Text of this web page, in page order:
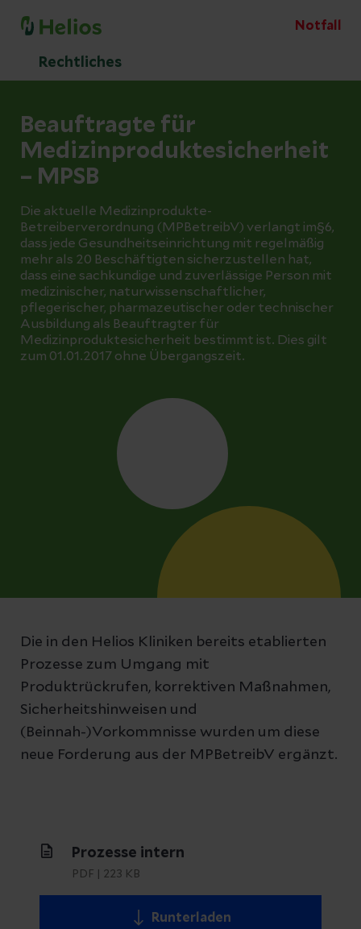
Notfall
Rechtliches
Beauftragte für
Medizinproduktesicherheit
– MPSB
Die aktuelle Medizinprodukte-
Betreiberverordnung (MPBetreibV) verlangt im§6,
dass jede Gesundheitseinrichtung mit regelmäßig
mehr als 20 Beschäftigten sicherzustellen hat,
dass eine sachkundige und zuverlässige Person mit
medizinischer, naturwissenschaftlicher,
pflegerischer, pharmazeutischer oder technischer
Ausbildung als Beauftragter für
Medizinproduktesicherheit bestimmt ist. Dies gilt
zum 01.01.2017 ohne Übergangszeit.
Die in den Helios Kliniken bereits etablierten
Prozesse zum Umgang mit
Produktrückrufen, korrektiven Maßnahmen,
Sicherheitshinweisen und
(Beinnah-)Vorkommnisse wurden um diese
neue Forderung aus der MPBetreibV ergänzt.
Prozesse intern
PDF 223 KB
Runterladen